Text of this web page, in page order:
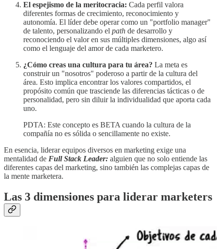
El espejismo de la meritocracia: Cada perfil valora
diferentes formas de crecimiento, reconocimiento y
autonomía. El líder debe operar como un "portfolio manager"
de talento, personalizando el path de desarrollo y
reconociendo el valor en sus múltiples dimensiones, algo así
como el lenguaje del amor de cada marketero.
¿Cómo creas una cultura para tu área? La meta es
construir un "nosotros" poderoso a partir de la cultura del
área. Esto implica encontrar los valores compartidos, el
propósito común que trasciende las diferencias tácticas o de
personalidad, pero sin diluir la individualidad que aporta cada
uno.
PDTA: Este concepto es BETA cuando la cultura de la
compañía no es sólida o sencillamente no existe.
En esencia, liderar equipos diversos en marketing exige una
mentalidad de Full Stack Leader: alguien que no solo entiende las
diferentes capas del marketing, sino también las complejas capas de
la mente marketera.
Las 3 dimensiones para liderar marketers